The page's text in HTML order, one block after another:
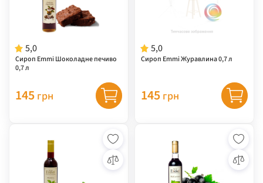
5,0
Сироп Emmi Шоколадне печиво
0,7 л
145 грн
5,0
Сироп Emmi Журавлина 0,7 л
145 грн